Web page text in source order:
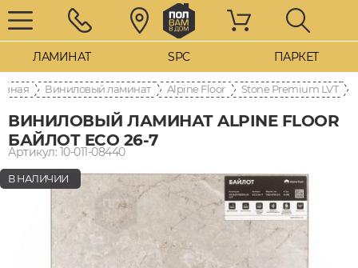
ЛАМИНАТ SPC ПАРКЕТ
Виниловый ламинат Alpine Floor Stone Premium LVT
ВИНИЛОВЫЙ ЛАМИНАТ ALPINE FLOOR
БАЙЛОТ ECO 26-7
Артикул: 10-011-08440
В НАЛИЧИИ